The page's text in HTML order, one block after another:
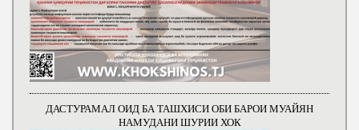
ДАСТУРАМАЛ ОИД БА ТАШХИСИ ОБИ БАРОИ МУАЙЯН
НАМУДАНИ ШУРИИ ХОК